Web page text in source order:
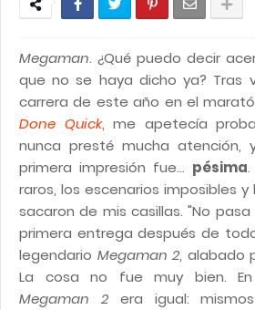
Megaman. ¿Qué puedo decir
que no se haya dicho ya? Tras
carrera de este año en el
Done Quick, me apetecía
nunca presté mucha atención,
primera impresión fue... pésima
raros, los escenarios imposibles
sacaron de mis casillas. "No pasa
primera entrega después de
legendario Megaman 2, alabado
La cosa no fue muy bien.
Megaman 2era igual: mismos